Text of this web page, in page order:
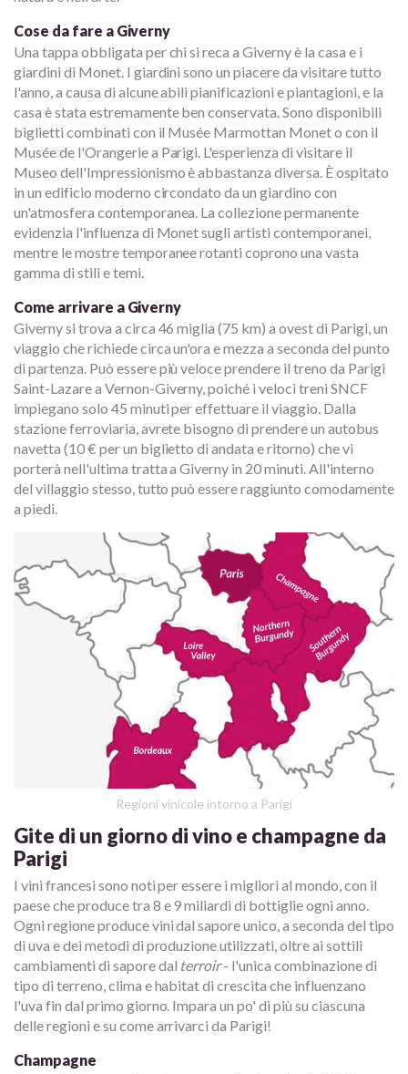
Cose da fare a Giverny
Una tappa obbligata per chi si reca a Giverny è la casa e i
giardini di Monet. I giardini sono un piacere da visitare tutto
l'anno, a causa di alcune abili pianificazioni e piantagioni, e la
casa è stata estremamente ben conservata. Sono disponibili
biglietti combinati con il Musée Marmottan Monet o con il
Musée de l'Orangerie a Parigi. L'esperienza di visitare il
Museo dell'Impressionismo è abbastanza diversa. È ospitato
in un edificio moderno circondato da un giardino con
un'atmosfera contemporanea. La collezione permanente
evidenzia l'influenza di Monet sugli artisti contemporanei,
mentre le mostre temporanee rotanti coprono una vasta
gamma di stili e temi.
Come arrivare a Giverny
Giverny si trova a circa 46 miglia (75 km) a ovest di Parigi, un
viaggio che richiede circa un'ora e mezza a seconda del punto
di partenza. Può essere più veloce prendere il treno da Parigi
Saint-Lazare a Vernon-Giverny, poiché i veloci treni SNCF
impiegano solo 45 minuti per effettuare il viaggio. Dalla
stazione ferroviaria, avrete bisogno di prendere un autobus
navetta (10 € per un biglietto di andata e ritorno) che vi
porterà nell'ultima tratta a Giverny in 20 minuti. All'interno
del villaggio stesso, tutto può essere raggiunto comodamente
a piedi.
Regioni vinicole intorno a Parigi
Gite di un giorno di vino e champagne da
Parigi
I vini francesi sono noti per essere i migliori al mondo, con il
paese che produce tra 8 e 9 miliardi di bottiglie ogni anno.
Ogni regione produce vini dal sapore unico, a seconda del tipo
di uva e dei metodi di produzione utilizzati, oltre ai sottili
cambiamenti di sapore dal terroir- l'unica combinazione di
tipo di terreno, clima e habitat di crescita che influenzano
l'uva fin dal primo giorno. Impara un po' di più su ciascuna
delle regioni e su come arrivarci da Parigi!
Champagne